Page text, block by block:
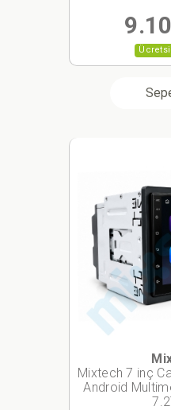
Mixtech 7 inç
Android